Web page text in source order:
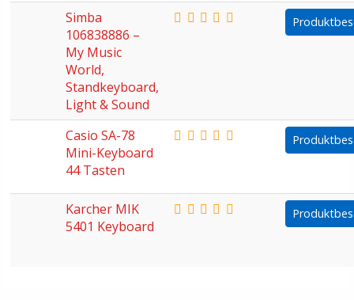
Simba
106838886 –
My Music
World,
Standkeyboard,
Light & Sound
Casio SA-78
Mini-Keyboard
44 Tasten
Karcher MIK
5401 Keyboard